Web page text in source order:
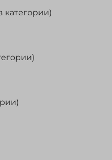
категории)